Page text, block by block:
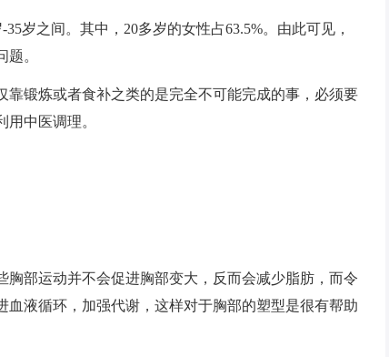
岁之间。其中，20多岁的女性占63.5%。由此可见，
。
靠锻炼或者食补之类的是完全不可能完成的事，必须要
中医调理。
胸部运动并不会促进胸部变大，反而会减少脂肪，而令
液循环，加强代谢，这样对于胸部的塑型是很有帮助